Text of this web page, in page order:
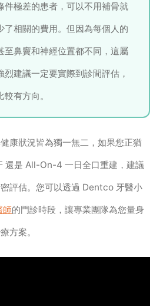
件極差的患者，可以不用補骨就
了相關的費用。但因為每個人的
至鼻竇和神經位置都不同，這屬
建議一定要實際到診間評估，
有方向。
康狀況皆為獨一無二，如果您正猶
還是 All-On-4 一日全口重建，建議
評估。您可以透過 Dentco 牙醫小
師的門診時段，讓專業團隊為您量身
方案。